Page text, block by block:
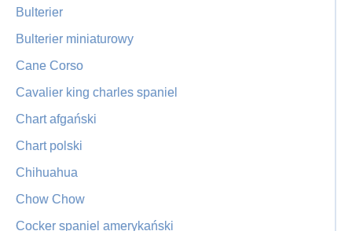
Bulterier
Bulterier miniaturowy
Cane Corso
Cavalier king charles spaniel
Chart afgański
Chart polski
Chihuahua
Chow Chow
Cocker spaniel amerykański